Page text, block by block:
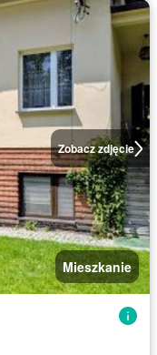
Zobacz zdjęcie
Mieszkanie